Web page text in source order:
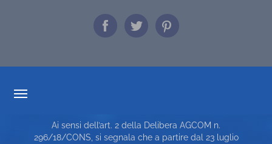
CARTA DEI SERVIZI
Ai sensi dell’art. 2 della Delibera AGCOM n.
296/18/CONS, si segnala che a partire dal 23 luglio